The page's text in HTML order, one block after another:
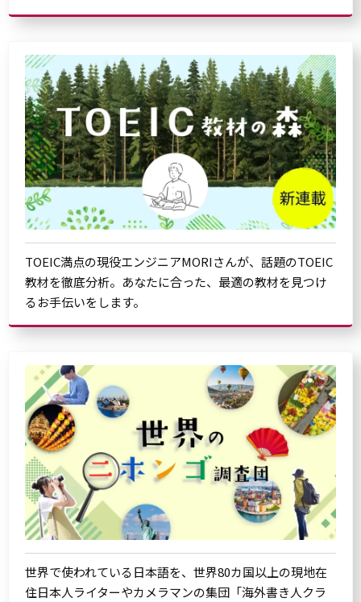
TOEIC満点の現役エンジニアMORIさんが、話題のTOEIC
教材を徹底分析。あなたに合った、最適の教材を見つけ
るお手伝いをします。
世界で使われている日本語を、世界80カ国以上の現地在
住日本人ライターやカメラマンの集団「海外書き人クラ